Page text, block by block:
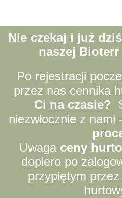
Nie czekaj i już
naszej
Po rejestracji
przez nas cennika
Ci na czasie?
niezwłocznie z nami
Uwaga ceny
dopiero po
przypiętym